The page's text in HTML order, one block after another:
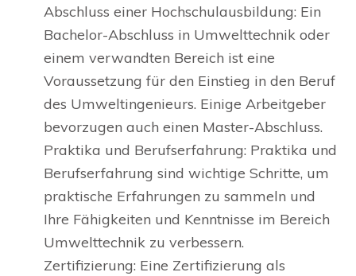
Abschluss einer Hochschulausbildung: Ein
Bachelor-Abschluss in Umwelttechnik oder
einem verwandten Bereich ist eine
Voraussetzung für den Einstieg in den Beruf
des Umweltingenieurs. Einige Arbeitgeber
bevorzugen auch einen Master-Abschluss.
Praktika und Berufserfahrung: Praktika und
Berufserfahrung sind wichtige Schritte, um
praktische Erfahrungen zu sammeln und
Ihre Fähigkeiten und Kenntnisse im Bereich
Umwelttechnik zu verbessern.
Zertifizierung: Eine Zertifizierung als